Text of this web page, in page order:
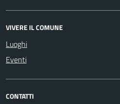
VIVERE IL COMUNE
Luoghi
Eventi
CONTATTI